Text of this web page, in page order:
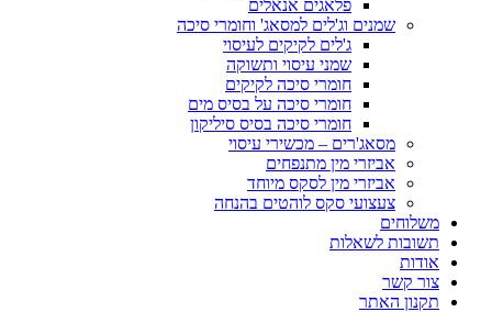
פלאגים אנאלים
שמנים וג'לים למסאג' וחומרי סיכה
ג'לים לקיקים לעיסוי
שמני עיסוי ותשוקה
חומרי סיכה לקיקים
חומרי סיכה על בסיס מים
חומרי סיכה בסיס סיליקון
מסאג'רים – מכשירי עיסוי
אביזרי מין מתנפחים
אביזרי מין לסקס מיוחד
צעצועי סקס לוהטים בהנחה
משלוחים
תשובות לשאלות
אודות
צור קשר
תקנון האתר